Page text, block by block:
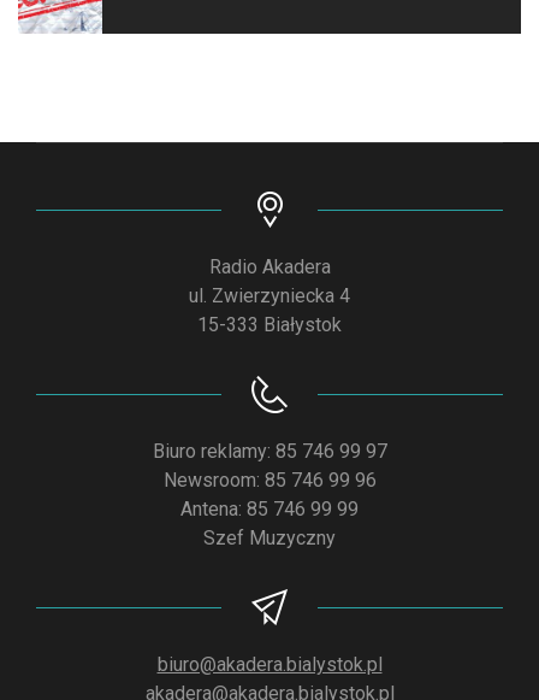
Radio Akadera
ul. Zwierzyniecka 4
15-333 Białystok
Biuro reklamy: 85 746 99 97
Newsroom: 85 746 99 96
Antena: 85 746 99 99
Szef Muzyczny
biuro@akadera.bialystok.pl
akadera@akadera.bialystok.pl